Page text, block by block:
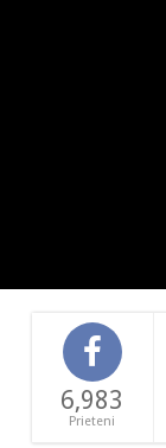
6,983
Prieteni